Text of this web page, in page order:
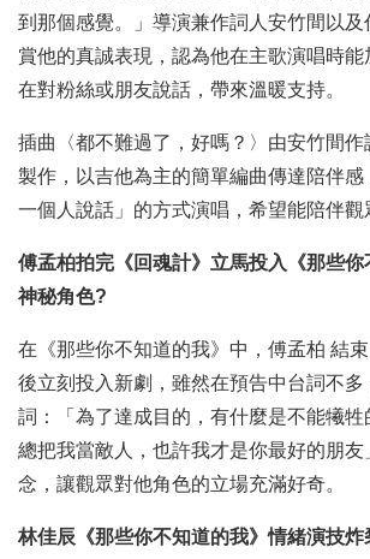
到那個感覺。」導演兼作詞人安竹間以
賞他的真誠表現，認為他在主歌演唱時
在對粉絲或朋友說話，帶來溫暖支持。
插曲〈都不難過了，好嗎？〉由安竹間
製作，以吉他為主的簡單編曲傳達陪伴
一個人說話」的方式演唱，希望能陪伴觀
傅孟柏拍完《回魂計》立馬投入《那些
神秘角色?
在《那些你不知道的我》中，傅孟柏 結
後立刻投入新劇，雖然在預告中台詞不多
詞：「為了達成目的，有什麼是不能犧
總把我當敵人，也許我才是你最好的朋
念，讓觀眾對他角色的立場充滿好奇。
林佳辰《那些你不知道的我》情緒演技炸